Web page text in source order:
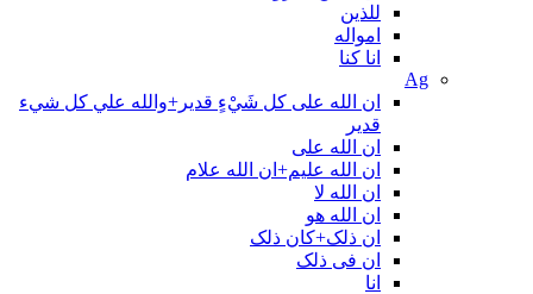
للذین
امواله
انا کنا
Ag
ان الله على كل شَيْءٍ قدير+والله علي كل شيء
قدير
ان الله علی
ان الله علیم+ان الله علام
ان الله لا
ان الله هو
ان ذلک+کان ذلک
ان فی ذلک
انا